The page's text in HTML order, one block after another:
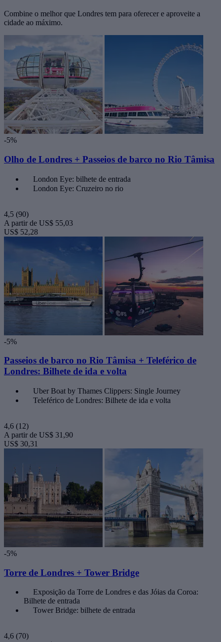
Combine o melhor que Londres tem para oferecer e aproveite a
cidade ao máximo.
-5%
Olho de Londres + Passeios de barco no Rio Tâmisa
London Eye: bilhete de entrada
London Eye: Cruzeiro no rio
4,5 (90)
A partir de US$ 55,03
US$ 52,28
-5%
Passeios de barco no Rio Tâmisa + Teleférico de
Londres: Bilhete de ida e volta
Uber Boat by Thames Clippers: Single Journey
Teleférico de Londres: Bilhete de ida e volta
4,6 (12)
A partir de US$ 31,90
US$ 30,31
-5%
Torre de Londres + Tower Bridge
Exposição da Torre de Londres e das Jóias da Coroa:
Bilhete de entrada
Tower Bridge: bilhete de entrada
4,6 (70)